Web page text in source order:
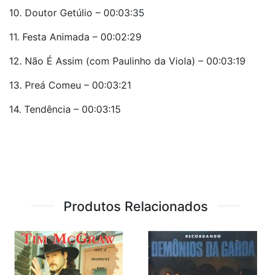
10. Doutor Getúlio – 00:03:35
11. Festa Animada – 00:02:29
12. Não É Assim (com Paulinho da Viola) – 00:03:19
13. Preá Comeu – 00:03:21
14. Tendência – 00:03:15
Produtos Relacionados